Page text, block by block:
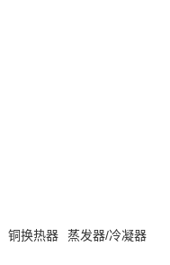
铜换热器 蒸发器/冷凝器